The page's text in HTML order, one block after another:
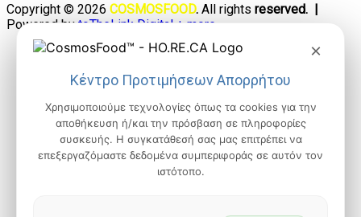
Copyright © 2026 COSMOSFOOD. All rights reserved. |
Powered bytoTheLink Digital + more
×
Κέντρο Προτιμήσεων Απορρήτου
Χρησιμοποιούμε τεχνολογίες όπως τα cookies για την
αποθήκευση ή/και την πρόσβαση σε πληροφορίες
συσκευής. Η συγκατάθεσή σας μας επιτρέπει να
επεξεργαζόμαστε δεδομένα συμπεριφοράς σε αυτόν τον
ιστότοπο.